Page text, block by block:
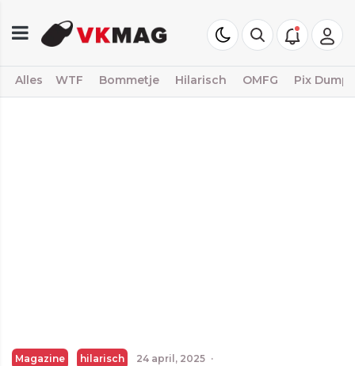
Alles WTF Bommetje Hilarisch OMFG Pix Dump
Magazine hilarisch 24 april, 2025 ·